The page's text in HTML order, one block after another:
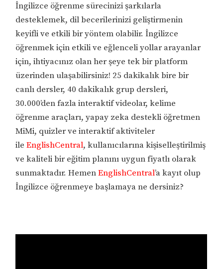
İngilizce öğrenme sürecinizi şarkılarla
desteklemek, dil becerilerinizi geliştirmenin
keyifli ve etkili bir yöntem olabilir. İngilizce
öğrenmek için etkili ve eğlenceli yollar arayanlar
için, ihtiyacınız olan her şeye tek bir platform
üzerinden ulaşabilirsiniz! 25 dakikalık bire bir
canlı dersler, 40 dakikalık grup dersleri,
30.000’den fazla interaktif videolar, kelime
öğrenme araçları, yapay zeka destekli öğretmen
MiMi, quizler ve interaktif aktiviteler
ileEnglishCentral, kullanıcılarına kişiselleştirilmiş
ve kaliteli bir eğitim planını uygun fiyatlı olarak
sunmaktadır. HemenEnglishCentral’a kayıt olup
İngilizce öğrenmeye başlamaya ne dersiniz?